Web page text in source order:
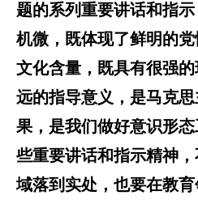
题的系列重要讲话和指
机微，既体现了鲜明的
文化含量，既具有很强
远的指导意义，是马克
果，是我们做好意识形
些重要讲话和指示精神
域落到实处，也要在教